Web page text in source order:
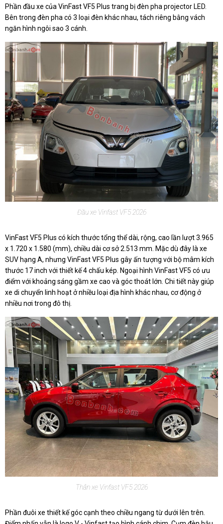
Phần đầu xe của VinFast VF5 Plus trang bị đèn pha projector LED.
Bên trong đèn pha có 3 loại đèn khác nhau, tách riêng bằng vách
ngăn hình ngôi sao 3 cánh.
Đầu xe Vinfast VF5 2026
VinFast VF5 Plus có kích thước tổng thể dài, rộng, cao lần lượt 3.965
x 1.720 x 1.580 (mm), chiều dài cơ sở 2.513 mm. Mặc dù đây là xe
SUV hạng A, nhưng VinFast VF5 Plus gây ấn tượng với bộ mâm kích
thước 17 inch với thiết kế 4 chấu kép. Ngoại hình VinFast VF5 có ưu
điểm với khoảng sáng gầm xe cao và góc thoát lớn. Chi tiết này giúp
xe di chuyển linh hoạt ở nhiều loại địa hình khác nhau, cơ động ở
nhiều nơi trong đô thị.
Thân xe Vinfast VF5 2026
Phần đuôi xe thiết kế góc cạnh theo chiều ngang từ dưới lên trên.